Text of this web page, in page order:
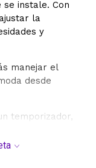
instale. Con
la
y
manejar el
desde
temporizador,
y rutinas